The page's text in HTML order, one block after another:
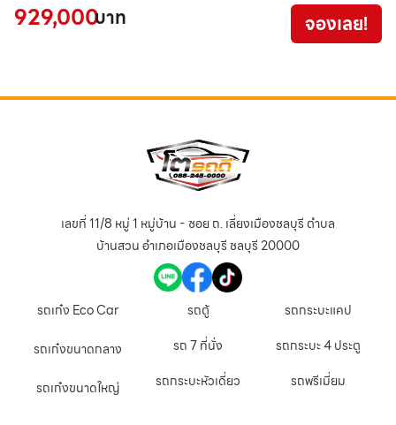
929,000บาท จองเลย!
เลขที่ 11/8 หมู่ 1 หมู่บ้าน - ซอย ถ. เลี่ยงเมืองชลบุรี ตำบล
บ้านสวน อำเภอเมืองชลบุรี ชลบุรี 20000
รถเก๋ง Eco Car
รถเก๋งขนาดกลาง
รถเก๋งขนาดใหญ่
รถตู้
รถ 7 ที่นั่ง
รถกระบะหัวเดี่ยว
รถกระบะแคป
รถกระบะ 4 ประตู
รถพรีเมี่ยม